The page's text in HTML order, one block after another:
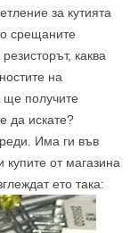
за кутията
срещаните
каква
на
ще получите
да искате?
Има ги във
от магазина
ето така: